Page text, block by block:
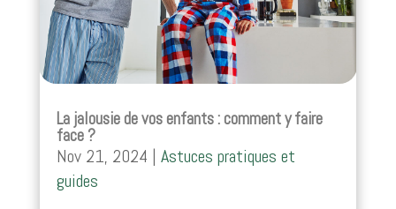
La jalousie de vos enfants : comment y faire
face ?
Nov 21, 2024 | Astuces pratiques et
guides